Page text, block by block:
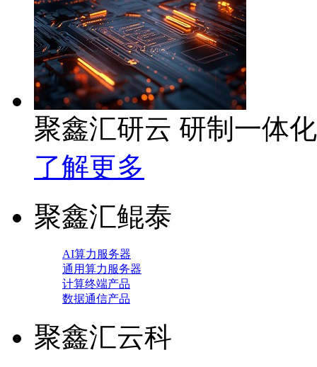
聚鑫汇研云 研制一体
了解更多
聚鑫汇鲲泰
AI算力服务器
通用算力服务器
计算终端产品
数据通信产品
聚鑫汇云科